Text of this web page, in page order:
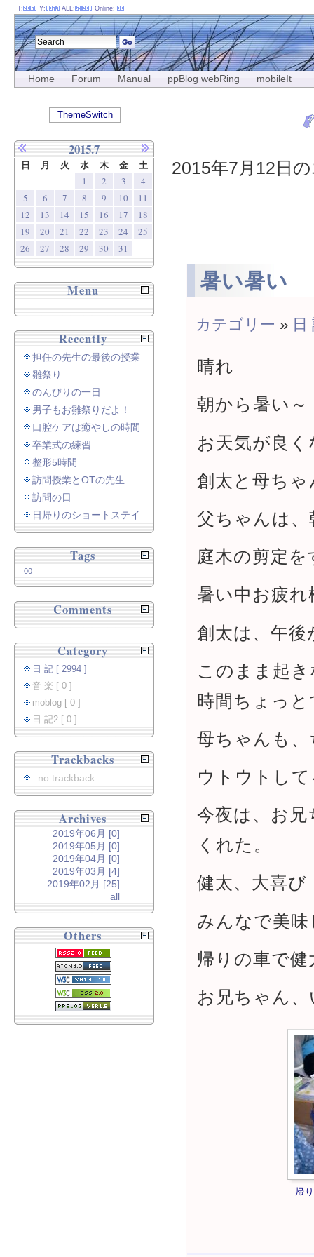
Home Forum Manual ppBlog webRing mobileIt
2015年7月12日
暑い暑い
カテゴリー » 日
晴れ
朝から暑い～
お天気が良
創太と母ち
父ちゃんは
庭木の剪定
暑い中お疲れ
創太は、午後
このまま起
時間ちょっ
母ちゃんも
ウトウトし
今夜は、お
くれた。
健太、大喜び
みんなで美
帰りの車で
お兄ちゃん
帰
T: Y: ALL: Online:
ThemeSwitch
2015.7
日 月 火 水 木 金 土
1 2 3
4
5
6 7 8 9 10
11
12
13 14 15 16 17
18
19
20 21 22 23 24
25
26
27 28 29 30 31
Menu
Recently
担任の先生の最後の授業
雛祭り
のんびりの一日
男子もお雛祭りだよ！
口腔ケアは癒やしの時間
卒業式の練習
整形5時間
訪問授業とOTの先生
訪問の日
日帰りのショートステイ
Tags
00
Comments
Category
日 記 [ 2994 ]
音 楽 [ 0 ]
moblog [ 0 ]
日 記2 [ 0 ]
Trackbacks
no trackback
Archives
2019年06月 [0]
2019年05月 [0]
2019年04月 [0]
2019年03月 [4]
2019年02月 [25]
all
Others